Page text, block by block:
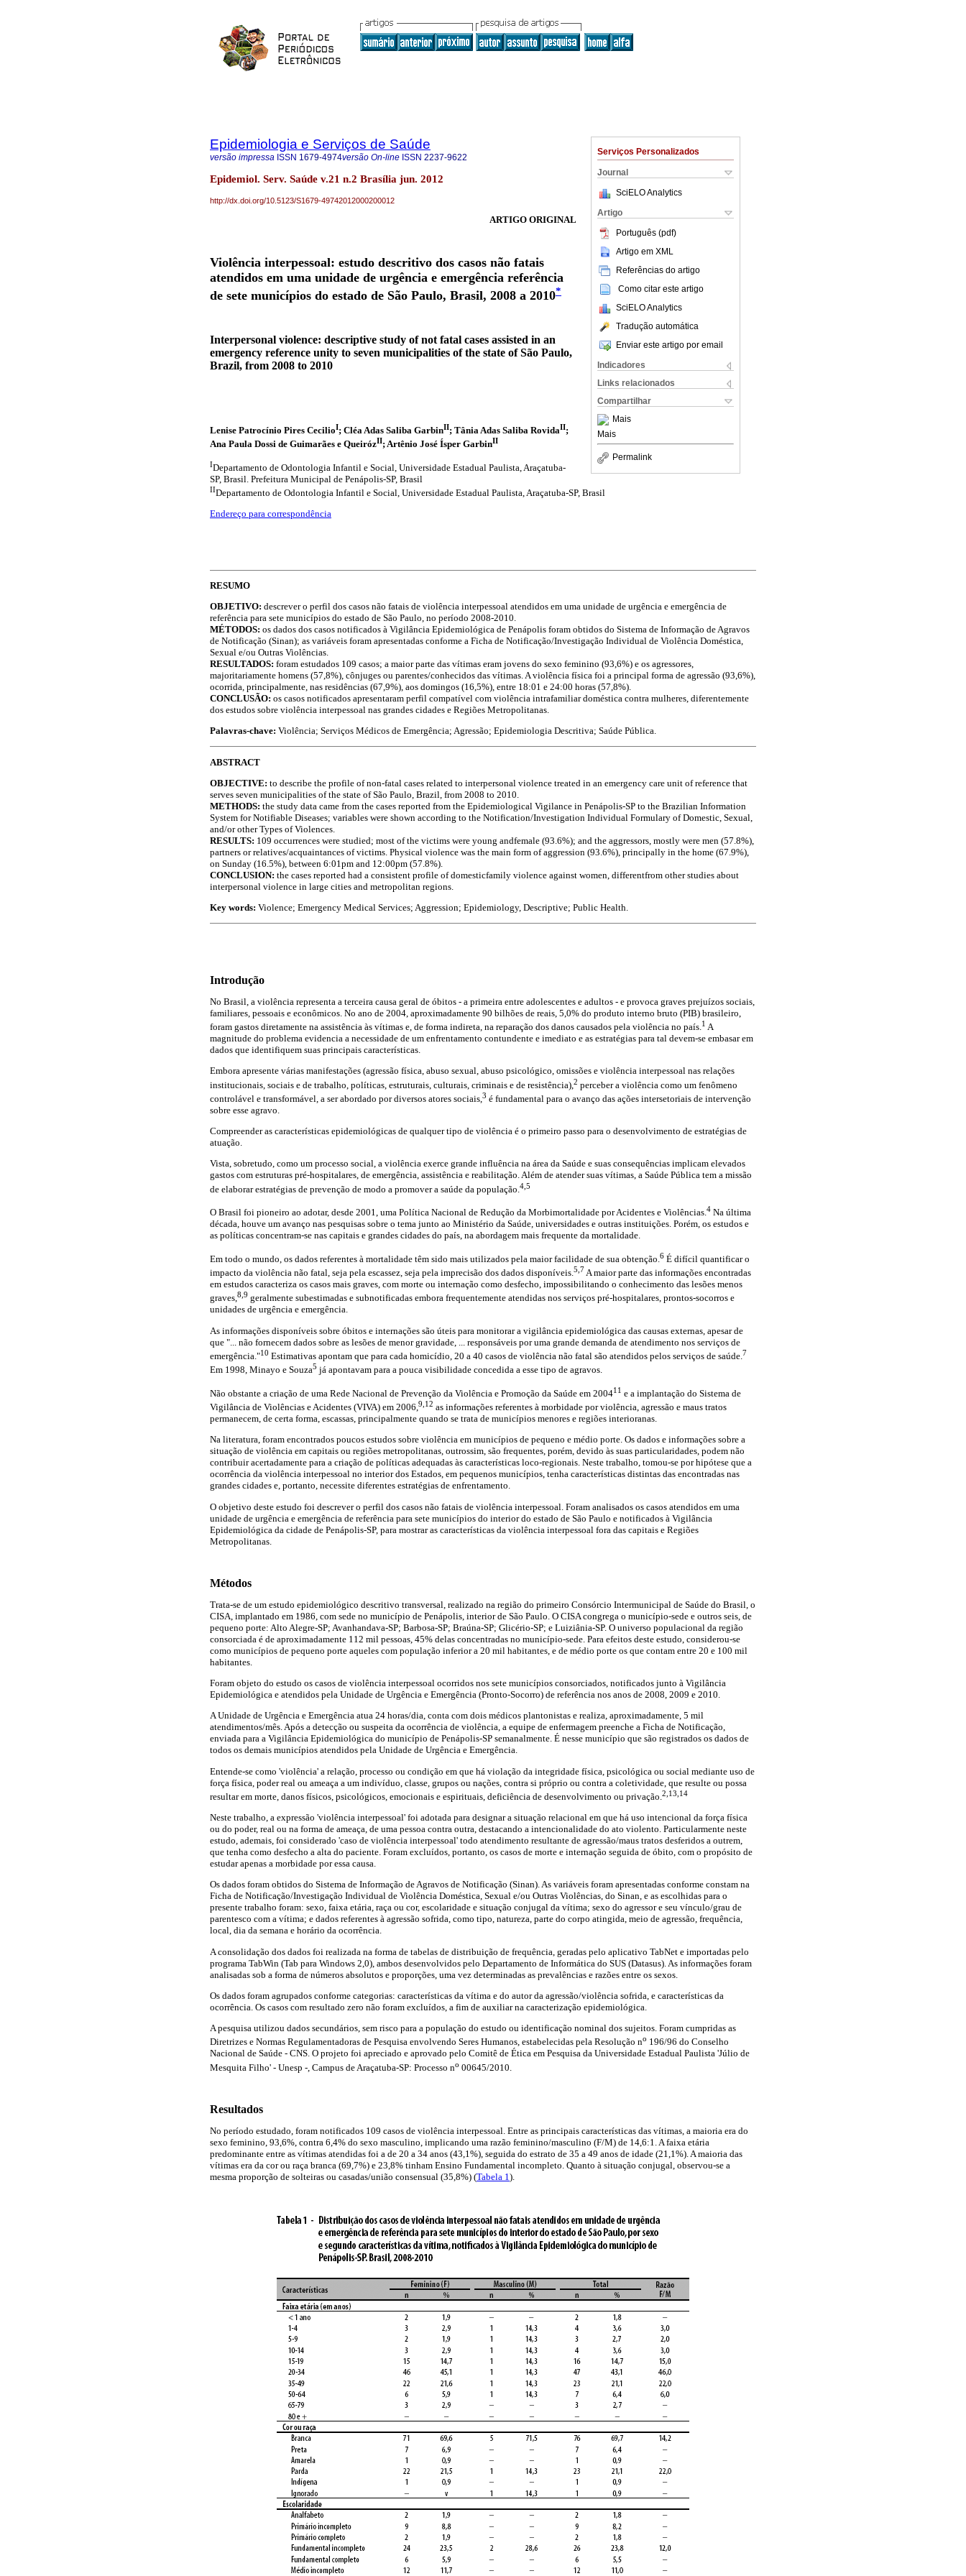
Serviços Personalizados
Journal
SciELO Analytics
Artigo
Português (pdf)
Artigo em XML
Referências do artigo
Como citar este artigo
SciELO Analytics
Tradução automática
Enviar este artigo por email
Indicadores
Links relacionados
Compartilhar
Mais
Mais
Permalink
Epidemiologia e Serviços de Saúde
versão impressa ISSN 1679-4974versão On-line ISSN 2237-9622
Epidemiol. Serv. Saúde v.21 n.2 Brasília jun. 2012
http://dx.doi.org/10.5123/S1679-49742012000200012
ARTIGO ORIGINAL
Violência interpessoal: estudo descritivo dos casos não fatais
atendidos em uma unidade de urgência e emergência referência
de sete municípios do estado de São Paulo, Brasil, 2008 a 2010*
Interpersonal violence: descriptive study of not fatal cases assisted in an
emergency reference unity to seven municipalities of the state of São Paulo,
Brazil, from 2008 to 2010
Lenise Patrocínio Pires CecilioI; Cléa Adas Saliba GarbinII; Tânia Adas Saliba RovidaII;
Ana Paula Dossi de Guimarães e QueirózII; Artênio José Ísper GarbinII
IDepartamento de Odontologia Infantil e Social, Universidade Estadual Paulista, Araçatuba-
SP, Brasil. Prefeitura Municipal de Penápolis-SP, Brasil
IIDepartamento de Odontologia Infantil e Social, Universidade Estadual Paulista, Araçatuba-SP, Brasil
Endereço para correspondência
RESUMO
OBJETIVO: descrever o perfil dos casos não fatais de violência interpessoal atendidos em uma unidade de urgência e emergência de
referência para sete municípios do estado de São Paulo, no período 2008-2010.
MÉTODOS: os dados dos casos notificados à Vigilância Epidemiológica de Penápolis foram obtidos do Sistema de Informação de Agravos
de Notificação (Sinan); as variáveis foram apresentadas conforme a Ficha de Notificação/Investigação Individual de Violência Doméstica,
Sexual e/ou Outras Violências.
RESULTADOS: foram estudados 109 casos; a maior parte das vítimas eram jovens do sexo feminino (93,6%) e os agressores,
majoritariamente homens (57,8%), cônjuges ou parentes/conhecidos das vítimas. A violência física foi a principal forma de agressão (93,6%),
ocorrida, principalmente, nas residências (67,9%), aos domingos (16,5%), entre 18:01 e 24:00 horas (57,8%).
CONCLUSÃO: os casos notificados apresentaram perfil compatível com violência intrafamiliar doméstica contra mulheres, diferentemente
dos estudos sobre violência interpessoal nas grandes cidades e Regiões Metropolitanas.
Palavras-chave: Violência; Serviços Médicos de Emergência; Agressão; Epidemiologia Descritiva; Saúde Pública.
ABSTRACT
OBJECTIVE: to describe the profile of non-fatal cases related to interpersonal violence treated in an emergency care unit of reference that
serves seven municipalities of the state of São Paulo, Brazil, from 2008 to 2010.
METHODS: the study data came from the cases reported from the Epidemiological Vigilance in Penápolis-SP to the Brazilian Information
System for Notifiable Diseases; variables were shown according to the Notification/Investigation Individual Formulary of Domestic, Sexual,
and/or other Types of Violences.
RESULTS: 109 occurrences were studied; most of the victims were young andfemale (93.6%); and the aggressors, mostly were men (57.8%),
partners or relatives/acquaintances of victims. Physical violence was the main form of aggression (93.6%), principally in the home (67.9%),
on Sunday (16.5%), between 6:01pm and 12:00pm (57.8%).
CONCLUSION: the cases reported had a consistent profile of domesticfamily violence against women, differentfrom other studies about
interpersonal violence in large cities and metropolitan regions.
Key words: Violence; Emergency Medical Services; Aggression; Epidemiology, Descriptive; Public Health.
Introdução
No Brasil, a violência representa a terceira causa geral de óbitos - a primeira entre adolescentes e adultos - e provoca graves prejuízos sociais,
familiares, pessoais e econômicos. No ano de 2004, aproximadamente 90 bilhões de reais, 5,0% do produto interno bruto (PIB) brasileiro,
foram gastos diretamente na assistência às vítimas e, de forma indireta, na reparação dos danos causados pela violência no país.1 A
magnitude do problema evidencia a necessidade de um enfrentamento contundente e imediato e as estratégias para tal devem-se embasar em
dados que identifiquem suas principais características.
Embora apresente várias manifestações (agressão física, abuso sexual, abuso psicológico, omissões e violência interpessoal nas relações
institucionais, sociais e de trabalho, políticas, estruturais, culturais, criminais e de resistência), 2 perceber a violência como um fenômeno
controlável e transformável, a ser abordado por diversos atores sociais,3 é fundamental para o avanço das ações intersetoriais de intervenção
sobre esse agravo.
Compreender as características epidemiológicas de qualquer tipo de violência é o primeiro passo para o desenvolvimento de estratégias de
atuação.
Vista, sobretudo, como um processo social, a violência exerce grande influência na área da Saúde e suas consequências implicam elevados
gastos com estruturas pré-hospitalares, de emergência, assistência e reabilitação. Além de atender suas vítimas, a Saúde Pública tem a missão
de elaborar estratégias de prevenção de modo a promover a saúde da população. 4,5
O Brasil foi pioneiro ao adotar, desde 2001, uma Política Nacional de Redução da Morbimortalidade por Acidentes e Violências.4 Na última
década, houve um avanço nas pesquisas sobre o tema junto ao Ministério da Saúde, universidades e outras instituições. Porém, os estudos e
as políticas concentram-se nas capitais e grandes cidades do país, na abordagem mais frequente da mortalidade.
Em todo o mundo, os dados referentes à mortalidade têm sido mais utilizados pela maior facilidade de sua obtenção. 6 É difícil quantificar o
impacto da violência não fatal, seja pela escassez, seja pela imprecisão dos dados disponíveis.5,7A maior parte das informações encontradas
em estudos caracteriza os casos mais graves, com morte ou internação como desfecho, impossibilitando o conhecimento das lesões menos
graves,8,9 geralmente subestimadas e subnotificadas embora frequentemente atendidas nos serviços pré-hospitalares, prontos-socorros e
unidades de urgência e emergência.
As informações disponíveis sobre óbitos e internações são úteis para monitorar a vigilância epidemiológica das causas externas, apesar de
que "... não fornecem dados sobre as lesões de menor gravidade, ... responsáveis por uma grande demanda de atendimento nos serviços de
emergência."10 Estimativas apontam que para cada homicídio, 20 a 40 casos de violência não fatal são atendidos pelos serviços de saúde. 7
Em 1998, Minayo e Souza5 já apontavam para a pouca visibilidade concedida a esse tipo de agravos.
Não obstante a criação de uma Rede Nacional de Prevenção da Violência e Promoção da Saúde em 200411 e a implantação do Sistema de
Vigilância de Violências e Acidentes (VIVA) em 2006,9,12 as informações referentes à morbidade por violência, agressão e maus tratos
permanecem, de certa forma, escassas, principalmente quando se trata de municípios menores e regiões interioranas.
Na literatura, foram encontrados poucos estudos sobre violência em municípios de pequeno e médio porte. Os dados e informações sobre a
situação de violência em capitais ou regiões metropolitanas, outrossim, são frequentes, porém, devido às suas particularidades, podem não
contribuir acertadamente para a criação de políticas adequadas às características loco-regionais. Neste trabalho, tomou-se por hipótese que a
ocorrência da violência interpessoal no interior dos Estados, em pequenos municípios, tenha características distintas das encontradas nas
grandes cidades e, portanto, necessite diferentes estratégias de enfrentamento.
O objetivo deste estudo foi descrever o perfil dos casos não fatais de violência interpessoal. Foram analisados os casos atendidos em uma
unidade de urgência e emergência de referência para sete municípios do interior do estado de São Paulo e notificados à Vigilância
Epidemiológica da cidade de Penápolis-SP, para mostrar as características da violência interpessoal fora das capitais e Regiões
Metropolitanas.
Métodos
Trata-se de um estudo epidemiológico descritivo transversal, realizado na região do primeiro Consórcio Intermunicipal de Saúde do Brasil, o
CISA, implantado em 1986, com sede no município de Penápolis, interior de São Paulo. O CISA congrega o município-sede e outros seis, de
pequeno porte: Alto Alegre-SP; Avanhandava-SP; Barbosa-SP; Braúna-SP; Glicério-SP; e Luiziânia-SP. O universo populacional da região
consorciada é de aproximadamente 112 mil pessoas, 45% delas concentradas no município-sede. Para efeitos deste estudo, considerou-se
como municípios de pequeno porte aqueles com população inferior a 20 mil habitantes, e de médio porte os que contam entre 20 e 100 mil
habitantes.
Foram objeto do estudo os casos de violência interpessoal ocorridos nos sete municípios consorciados, notificados junto à Vigilância
Epidemiológica e atendidos pela Unidade de Urgência e Emergência (Pronto-Socorro) de referência nos anos de 2008, 2009 e 2010.
A Unidade de Urgência e Emergência atua 24 horas/dia, conta com dois médicos plantonistas e realiza, aproximadamente, 5 mil
atendimentos/mês. Após a detecção ou suspeita da ocorrência de violência, a equipe de enfermagem preenche a Ficha de Notificação,
enviada para a Vigilância Epidemiológica do município de Penápolis-SP semanalmente. É nesse município que são registrados os dados de
todos os demais municípios atendidos pela Unidade de Urgência e Emergência.
Entende-se como 'violência' a relação, processo ou condição em que há violação da integridade física, psicológica ou social mediante uso de
força física, poder real ou ameaça a um indivíduo, classe, grupos ou nações, contra si próprio ou contra a coletividade, que resulte ou possa
resultar em morte, danos físicos, psicológicos, emocionais e espirituais, deficiência de desenvolvimento ou privação. 2,13,14
Neste trabalho, a expressão 'violência interpessoal' foi adotada para designar a situação relacional em que há uso intencional da força física
ou do poder, real ou na forma de ameaça, de uma pessoa contra outra, destacando a intencionalidade do ato violento. Particularmente neste
estudo, ademais, foi considerado 'caso de violência interpessoal' todo atendimento resultante de agressão/maus tratos desferidos a outrem,
que tenha como desfecho a alta do paciente. Foram excluídos, portanto, os casos de morte e internação seguida de óbito, com o propósito de
estudar apenas a morbidade por essa causa.
Os dados foram obtidos do Sistema de Informação de Agravos de Notificação (Sinan). As variáveis foram apresentadas conforme constam na
Ficha de Notificação/Investigação Individual de Violência Doméstica, Sexual e/ou Outras Violências, do Sinan, e as escolhidas para o
presente trabalho foram: sexo, faixa etária, raça ou cor, escolaridade e situação conjugal da vítima; sexo do agressor e seu vínculo/grau de
parentesco com a vítima; e dados referentes à agressão sofrida, como tipo, natureza, parte do corpo atingida, meio de agressão, frequência,
local, dia da semana e horário da ocorrência.
A consolidação dos dados foi realizada na forma de tabelas de distribuição de frequência, geradas pelo aplicativo TabNet e importadas pelo
programa TabWin (Tab para Windows 2,0), ambos desenvolvidos pelo Departamento de Informática do SUS (Datasus). As informações foram
analisadas sob a forma de números absolutos e proporções, uma vez determinadas as prevalências e razões entre os sexos.
Os dados foram agrupados conforme categorias: características da vítima e do autor da agressão/violência sofrida, e características da
ocorrência. Os casos com resultado zero não foram excluídos, a fim de auxiliar na caracterização epidemiológica.
A pesquisa utilizou dados secundários, sem risco para a população do estudo ou identificação nominal dos sujeitos. Foram cumpridas as
Diretrizes e Normas Regulamentadoras de Pesquisa envolvendo Seres Humanos, estabelecidas pela Resolução no 196/96 do Conselho
Nacional de Saúde - CNS. O projeto foi apreciado e aprovado pelo Comitê de Ética em Pesquisa da Universidade Estadual Paulista 'Júlio de
Mesquita Filho' - Unesp -, Campus de Araçatuba-SP: Processo no 00645/2010.
Resultados
No período estudado, foram notificados 109 casos de violência interpessoal. Entre as principais características das vítimas, a maioria era do
sexo feminino, 93,6%, contra 6,4% do sexo masculino, implicando uma razão feminino/masculino (F/M) de 14,6:1. A faixa etária
predominante entre as vítimas atendidas foi a de 20 a 34 anos (43,1%), seguida do estrato de 35 a 49 anos de idade (21,1%). A maioria das
vítimas era da cor ou raça branca (69,7%) e 23,8% tinham Ensino Fundamental incompleto. Quanto à situação conjugal, observou-se a
mesma proporção de solteiras ou casadas/união consensual (35,8%) (Tabela 1).